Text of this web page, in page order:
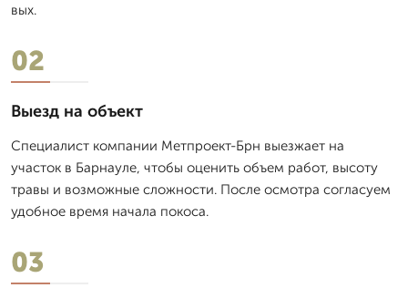
вых.
02
Выезд на объект
Специалист компании Метпроект-Брн выезжает на
участок в Барнауле, чтобы оценить объем работ, высоту
травы и возможные сложности. После осмотра согласуем
удобное время начала покоса.
03